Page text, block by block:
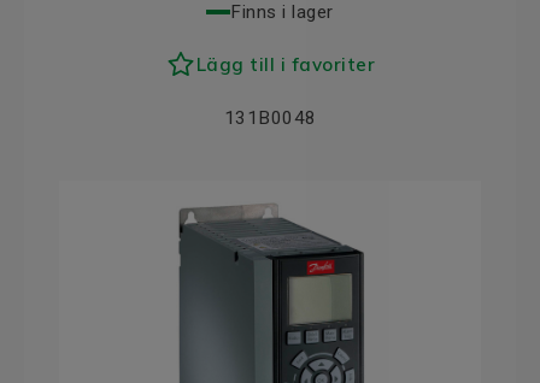
Finns i lager
Lägg till i favoriter
131B0048